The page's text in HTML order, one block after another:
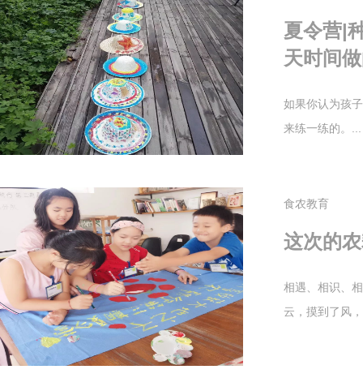
夏令营|
天时间
如果你认为孩
来练一练的。...
食农教育
这次的
相遇、相识、
云，摸到了风